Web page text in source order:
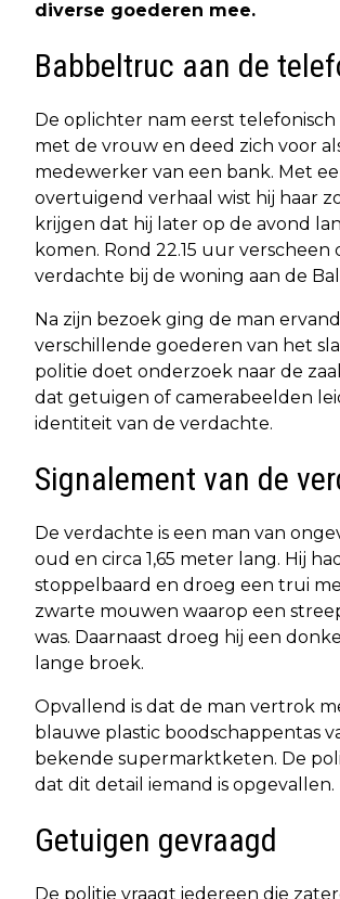
diverse goederen mee.
Babbeltruc aan de
De oplichter nam eerst
met de vrouw en deed zich voor
medewerker van een bank. Met
overtuigend verhaal wist hij haar
krijgen dat hij later op de avond
komen. Rond 22.15 uur verscheen
verdachte bij de woning aan de
Na zijn bezoek ging de man
verschillende goederen van het
politie doet onderzoek naar de
dat getuigen of camerabeelden
identiteit van de verdachte.
Signalement van de
De verdachte is een man van
oud en circa 1,65 meter lang. Hij
stoppelbaard en droeg een trui
zwarte mouwen waarop een
was. Daarnaast droeg hij een
lange broek.
Opvallend is dat de man vertrok
blauwe plastic boodschappentas
bekende supermarktketen. De
dat dit detail iemand is opgevallen.
Getuigen gevraagd
De politie vraagt iedereen die